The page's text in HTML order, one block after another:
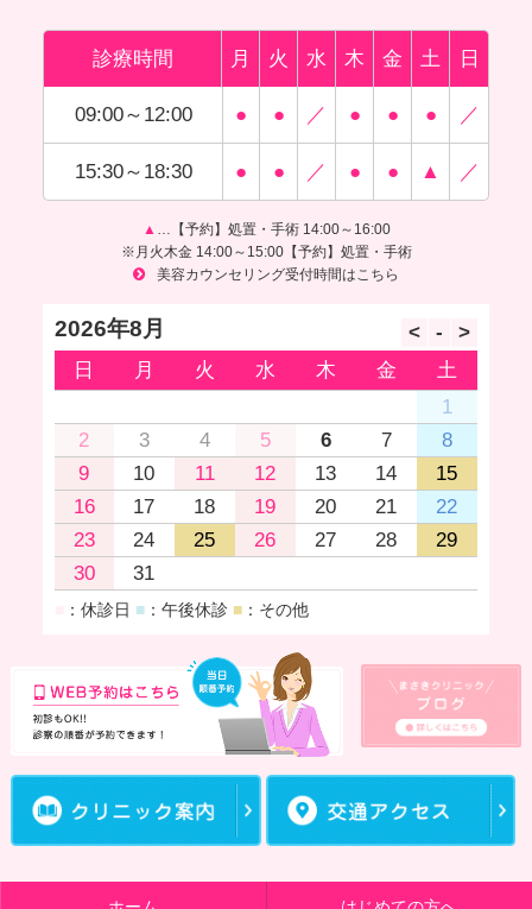
診療時間 月 火 水 木 金 土 日
09:00～12:00 ● ● ／ ● ● ● ／
15:30～18:30 ● ● ／ ● ● ▲ ／
▲ …【予約】処置・手術 14:00～16:00
※月火木金 14:00～15:00【予約】処置・手術
美容カウンセリング受付時間はこちら
2026年8月
日 月 火 水 木 金
土
1
2
3 4 5 6 7
8
9
10 11 12 13 14
15
16
17 18 19 20 21
22
23
24 25 26 27 28
29
30
31
：休診日 ■：午後休診 ■：その他